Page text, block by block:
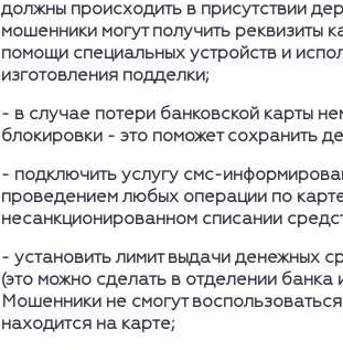
должны происходить в присутствии
мошенники могут получить реквизиты
помощи специальных устройств и
изготовления подделки;
- в случае потери банковской карты
блокировки - это поможет сохранить
- подключить услугу смс-
проведением любых операции по
несанкционированном списании
- установить лимит выдачи денежных
(это можно сделать в отделении
Мошенники не смогут
находится на карте;